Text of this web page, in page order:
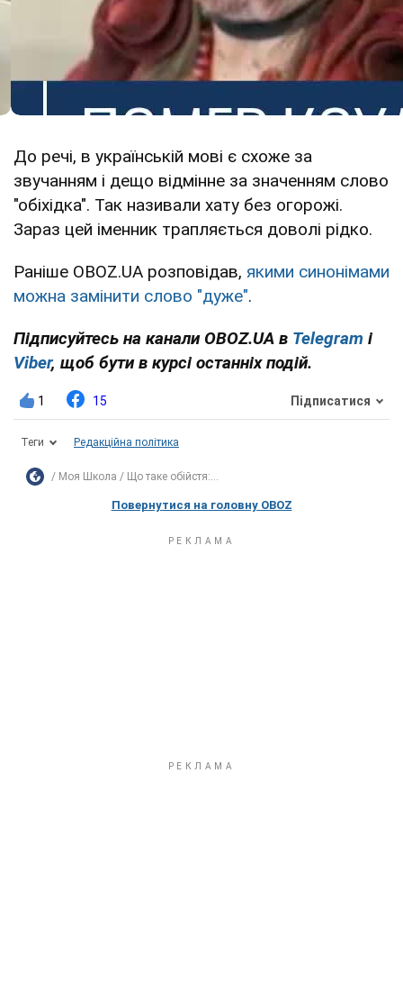
До речі, в українській мові є схоже за
звучанням і дещо відмінне за значенням слово
"обіхідка". Так називали хату без огорожі.
Зараз цей іменник трапляється доволі рідко.
Раніше OBOZ.UA розповідав, якими синонімами
можна замінити слово "дуже".
Підписуйтесь на канали OBOZ.UA в Telegram і
Viber, щоб бути в курсі останніх подій.
1 15 Підписатися
Теги Редакційна політика
Моя Школа Що таке обійстя:...
Повернутися на головну OBOZ